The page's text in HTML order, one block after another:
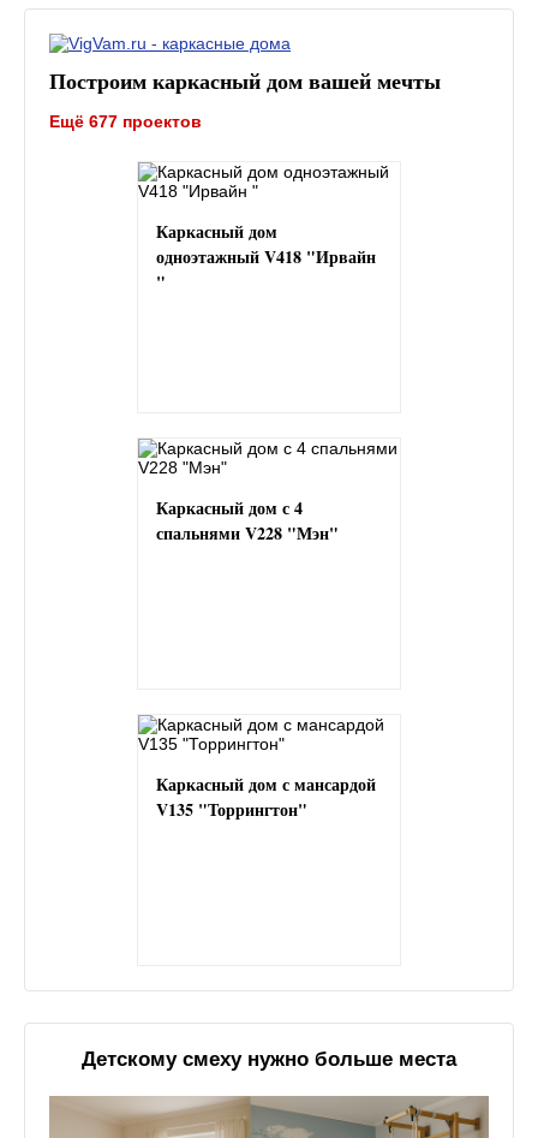
Построим каркасный дом вашей мечты
Ещё 677 проектов
Каркасный дом
одноэтажный V418 "Ирвайн
"
Каркасный дом с 4
спальнями V228 "Мэн"
Каркасный дом с мансардой
V135 "Торрингтон"
Детскому смеху нужно больше места